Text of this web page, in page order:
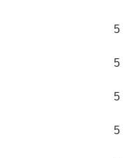
5
5
5
5